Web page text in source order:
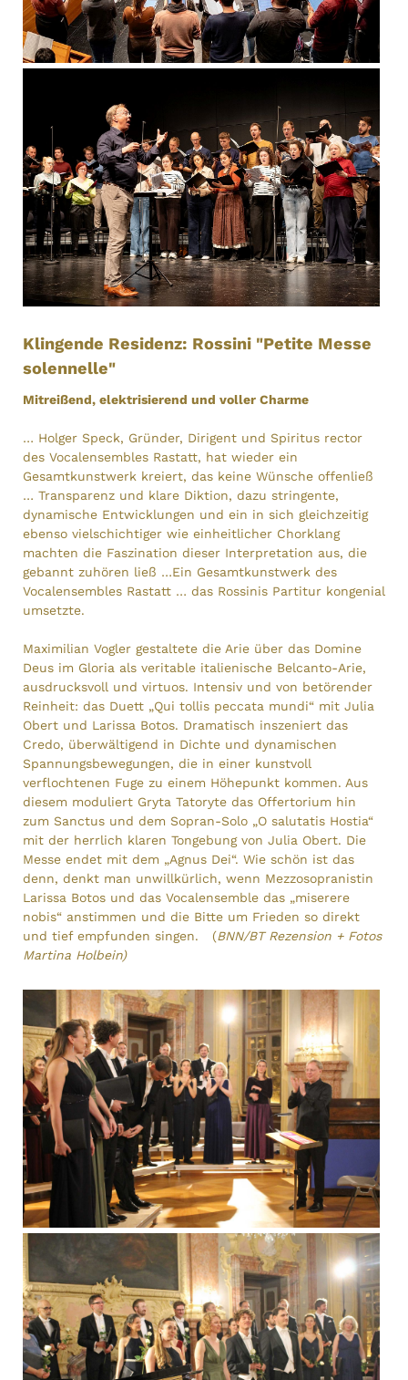
Klingende Residenz: Rossini "Petite Messe
solennelle"
Mitreißend, elektrisierend und voller Charme
… Holger Speck, Gründer, Dirigent und Spiritus rector
des Vocalensembles Rastatt, hat wieder ein
Gesamtkunstwerk kreiert, das keine Wünsche offenließ
… Transparenz und klare Diktion, dazu stringente,
dynamische Entwicklungen und ein in sich gleichzeitig
ebenso vielschichtiger wie einheitlicher Chorklang
machten die Faszination dieser Interpretation aus, die
gebannt zuhören ließ …Ein Gesamtkunstwerk des
Vocalensembles Rastatt … das Rossinis Partitur kongenial
umsetzte.
Maximilian Vogler gestaltete die Arie über das Domine
Deus im Gloria als veritable italienische Belcanto-Arie,
ausdrucksvoll und virtuos. Intensiv und von betörender
Reinheit: das Duett „Qui tollis peccata mundi“ mit Julia
Obert und Larissa Botos. Dramatisch inszeniert das
Credo, überwältigend in Dichte und dynamischen
Spannungsbewegungen, die in einer kunstvoll
verflochtenen Fuge zu einem Höhepunkt kommen. Aus
diesem moduliert Gryta Tatoryte das Offertorium hin
zum Sanctus und dem Sopran-Solo „O salutatis Hostia“
mit der herrlich klaren Tongebung von Julia Obert. Die
Messe endet mit dem „Agnus Dei“. Wie schön ist das
denn, denkt man unwillkürlich, wenn Mezzosopranistin
Larissa Botos und das Vocalensemble das „miserere
nobis“ anstimmen und die Bitte um Frieden so direkt
und tief empfunden singen. (BNN/BT Rezension + Fotos
Martina Holbein)